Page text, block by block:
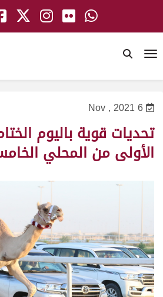
6 Nov , 2021
تحديات قوية باليوم
الأولى من المحلي